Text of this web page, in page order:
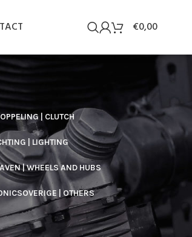
€0,00
| CLUTCH
| LIGHTING
| WHEELS AND HUBS
OVERIGE | OTHERS